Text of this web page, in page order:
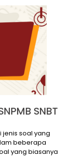
SNBT
jenis soal yang
beberapa
yang biasanya